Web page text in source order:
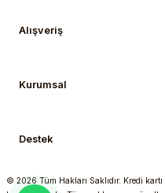
Alışveriş
Kurumsal
Destek
© 2026 Tüm Hakları Saklıdır. Kredi